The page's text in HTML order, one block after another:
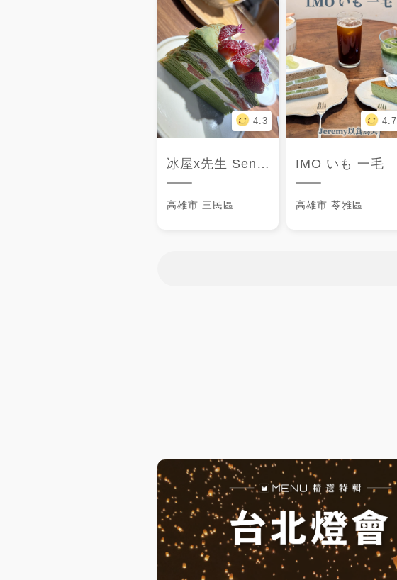
4.3
冰屋x先生 Sensei 手作千層 博愛店
高雄市 三民區
4.7
IMO いも 一毛
高雄市 苓雅區